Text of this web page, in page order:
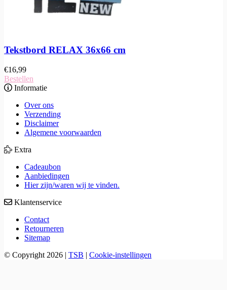
Tekstbord RELAX 36x66 cm
€16,99
Bestellen
Informatie
Over ons
Verzending
Disclaimer
Algemene voorwaarden
Extra
Cadeaubon
Aanbiedingen
Hier zijn/waren wij te vinden.
Klantenservice
Contact
Retourneren
Sitemap
© Copyright 2026 | TSB | Cookie-instellingen